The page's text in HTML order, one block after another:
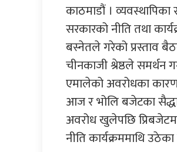
काठमाडौं । व्यवस्थापिका
सरकारको नीति तथा
बस्नेतले गरेको प्रस्ताव
चीनकाजी श्रेष्ठले समर्थन
एमालेको अवरोधका
आज र भोलि बजेटका
अवरोध खुलेपछि
नीति कार्यक्रममाथि